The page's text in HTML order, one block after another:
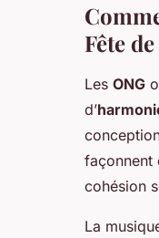
Fête
Les ONG
d’
façonnent
cohésion
La